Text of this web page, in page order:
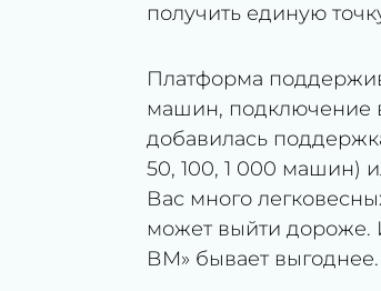
получить единую
Платформа
машин, подключение
добавилась
50, 100, 1 000 машин)
Вас много
может выйти дороже.
ВМ» бывает выгоднее.